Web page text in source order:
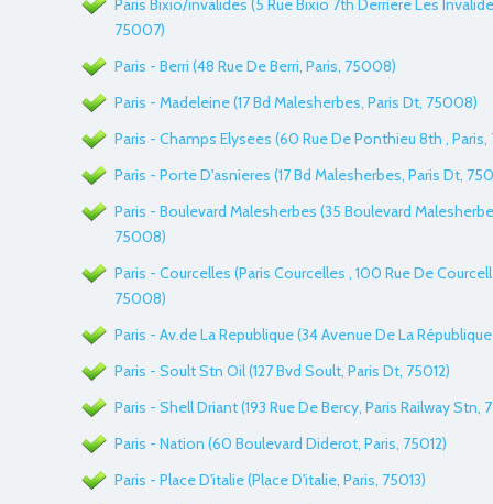
Paris Bixio/invalides (5 Rue Bixio 7th Derriere Les
75007)
Paris - Berri (48 Rue De Berri, Paris, 75008)
Paris - Madeleine (17 Bd Malesherbes, Paris Dt, 75008)
Paris - Champs Elysees (60 Rue De Ponthieu 8th ,
Paris - Porte D'asnieres (17 Bd Malesherbes, Paris Dt,
Paris - Boulevard Malesherbes (35 Boulevard
75008)
Paris - Courcelles (Paris Courcelles , 100 Rue De
75008)
Paris - Av.de La Republique (34 Avenue De La République
Paris - Soult Stn Oil (127 Bvd Soult, Paris Dt, 75012)
Paris - Shell Driant (193 Rue De Bercy, Paris Railway Stn,
Paris - Nation (60 Boulevard Diderot, Paris, 75012)
Paris - Place D'italie (Place D'italie, Paris, 75013)